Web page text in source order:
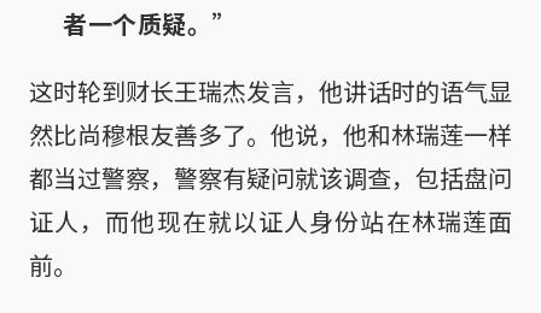
者一个质疑。”
这时轮到财长王瑞杰发言，他讲话时的语气显
然比尚穆根友善多了。他说，他和林瑞莲一样
都当过警察，警察有疑问就该调查，包括盘问
证人，而他现在就以证人身份站在林瑞莲面
前。